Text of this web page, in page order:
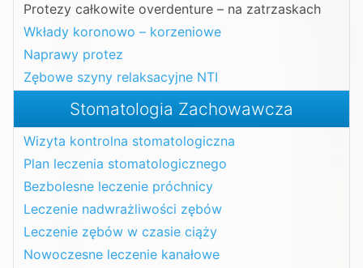
Protezy całkowite overdenture – na zatrzaskach
Wkłady koronowo – korzeniowe
Naprawy protez
Zębowe szyny relaksacyjne NTI
Stomatologia Zachowawcza
Wizyta kontrolna stomatologiczna
Plan leczenia stomatologicznego
Bezbolesne leczenie próchnicy
Leczenie nadwrażliwości zębów
Leczenie zębów w czasie ciąży
Nowoczesne leczenie kanałowe